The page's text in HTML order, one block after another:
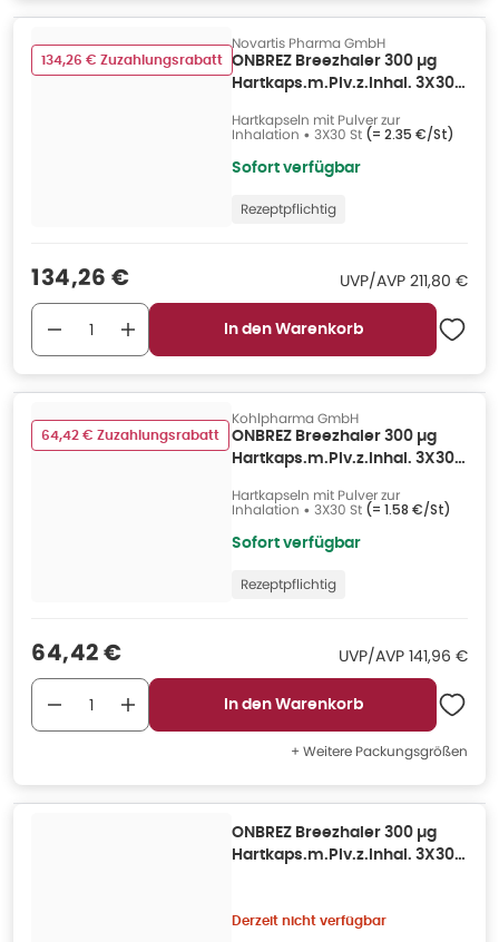
134,26 € Zuzahlungsrabatt
Novartis Pharma GmbH
ONBREZ Breezhaler 300 µg
Hartkaps.m.Plv.z.Inhal. 3X30
Hartkapseln mit Pulver zur
Inhalation • 3X30 St (= 2.35 €/St)
Sofort verfügbar
Rezeptpflichtig
Verkaufspreis
134,26 € UVP/AVP UVP/AVP
211,80 €
In den Warenkorb
64,42 € Zuzahlungsrabatt
Kohlpharma GmbH
ONBREZ Breezhaler 300 µg
Hartkaps.m.Plv.z.Inhal. 3X30
Hartkapseln mit Pulver zur
Inhalation • 3X30 St (= 1.58 €/St)
Sofort verfügbar
Rezeptpflichtig
Verkaufspreis
64,42 € UVP/AVP UVP/AVP
141,96 €
In den Warenkorb
+ Weitere Packungsgrößen
ONBREZ Breezhaler 300 µg
Hartkaps.m.Plv.z.Inhal. 3X30
Derzeit nicht verfügbar